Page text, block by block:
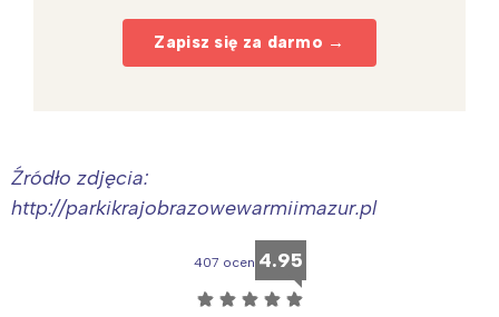
Zapisz się za darmo →
Źródło zdjęcia:
http://parkikrajobrazowewarmiimazur.pl
407 ocen 4.95
☆ ☆ ☆ ☆ ☆